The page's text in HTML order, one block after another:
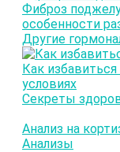
Фиброз
особенности
Другие
Как
условиях
Секреты
Анализ на
Анализы